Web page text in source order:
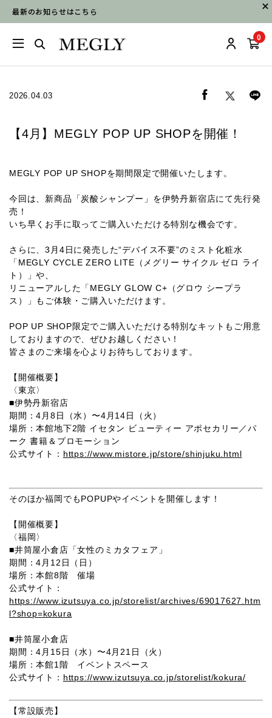
最新のお知らせはこちら
0
2026.04.03
【4月】MEGLY POP UP SHOPを開催！
MEGLY POP UP SHOPを期間限定で開催いたします。
今回は、新商品「炭酸シャンプー」を伊勢丹新宿店にて先行発
売！
いち早くお手に取ってご購入いただける特別な機会です。
さらに、3月4日に発売した“デバイス不要”のミスト化粧水
「MEGLY CYCLE ZERO LITE（メグリー サイクル ゼロ ライ
ト）」や、
リニューアルした「MEGLY GLOW C+（グロウ シープラ
ス）」もご体験・ご購入いただけます。
POP UP SHOP限定でご購入いただける特別なキットもご用意
しておりますので、ぜひお越しください！
皆さまのご来場を心よりお待ちしております。
【開催概要】
〈東京〉
■伊勢丹新宿店
期間：4月8日（水）〜4月14日（火）
場所：本館地下2階 イセタン ビューティー アポセカリー／パ
ーク 書籍＆プロモーション
公式サイト： https://www.mistore.jp/store/shinjuku.html
そのほか福岡でもPOPUPやイベントを開催します！
【開催概要】
〈福岡〉
■井筒屋小倉店「女性のミカタフェア」
期間：4月12日（日）
場所：本館8階 催場
公式サイト：
https://www.izutsuya.co.jp/storelist/archives/69017627.htm
l?shop=kokura
■井筒屋小倉店
期間：4月15日（水）〜4月21日（火）
場所：本館1階 イベントスペース
公式サイト： https://www.izutsuya.co.jp/storelist/kokura/
【常設販売】